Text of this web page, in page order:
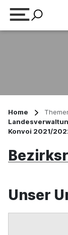
Home
Konvoi 2021/
Unser